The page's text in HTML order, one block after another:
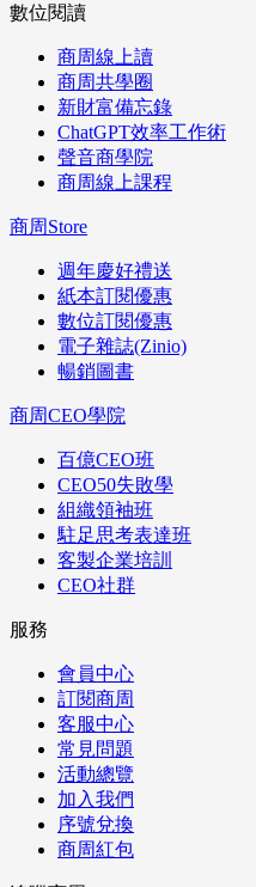
數位閱讀
商周線上讀
商周共學圈
新財富備忘錄
ChatGPT效率工作術
聲音商學院
商周線上課程
商周Store
週年慶好禮送
紙本訂閱優惠
數位訂閱優惠
電子雜誌(Zinio)
暢銷圖書
商周CEO學院
百億CEO班
CEO50失敗學
組織領袖班
駐足思考表達班
客製企業培訓
CEO社群
服務
會員中心
訂閱商周
客服中心
常見問題
活動總覽
加入我們
序號兌換
商周紅包